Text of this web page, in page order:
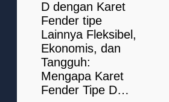
D dengan Karet
Fender tipe
Lainnya Fleksibel,
Ekonomis, dan
Tangguh:
Mengapa Karet
Fender Tipe D…